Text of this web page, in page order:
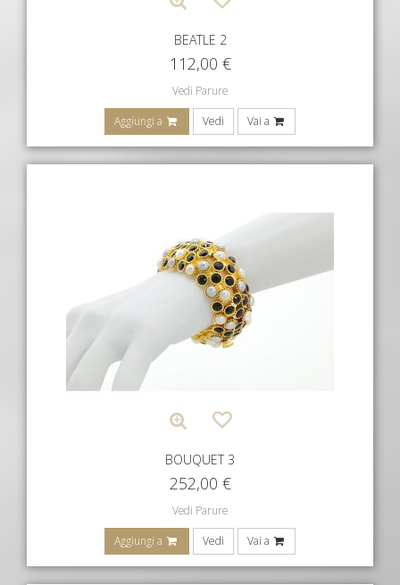
BEATLE 2
112,00 €
Vedi Parure
Aggiungi a Vedi Vai a
BOUQUET 3
252,00 €
Vedi Parure
Aggiungi a Vedi Vai a